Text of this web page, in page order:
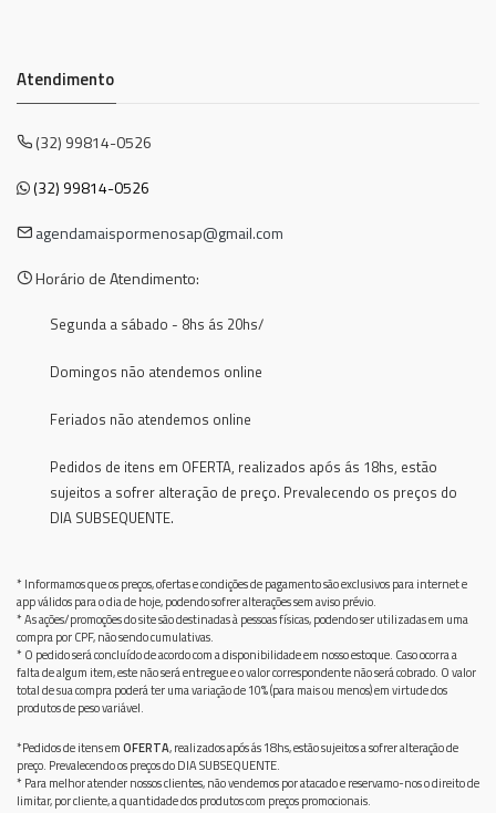
Atendimento
(32) 99814-0526
(32) 99814-0526
agendamaispormenosap@gmail.com
Horário de Atendimento:
Segunda a sábado - 8hs ás 20hs/
Domingos não atendemos online
Feriados não atendemos online
Pedidos de itens em OFERTA, realizados após ás 18hs, estão
sujeitos a sofrer alteração de preço. Prevalecendo os preços do
DIA SUBSEQUENTE.
* Informamos que os preços, ofertas e condições de pagamento são exclusivos para internet e
app válidos para o dia de hoje, podendo sofrer alterações sem aviso prévio.
* As ações/promoções do site são destinadas à pessoas físicas, podendo ser utilizadas em uma
compra por CPF, não sendo cumulativas.
* O pedido será concluído de acordo com a disponibilidade em nosso estoque. Caso ocorra a
falta de algum item, este não será entregue e o valor correspondente não será cobrado. O valor
total de sua compra poderá ter uma variação de 10% (para mais ou menos) em virtude dos
produtos de peso variável.
*Pedidos de itens emOFERTA, realizados após ás 18hs, estão sujeitos a sofrer alteração de
preço. Prevalecendo os preços do DIA SUBSEQUENTE.
* Para melhor atender nossos clientes, não vendemos por atacado e reservamo-nos o direito de
limitar, por cliente, a quantidade dos produtos com preços promocionais.